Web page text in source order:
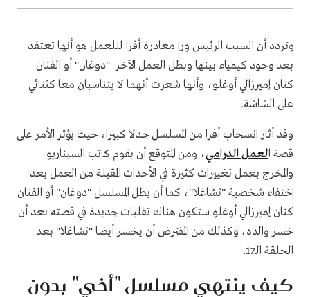
وتردد أن السبب الرئيس ورا مغادرة أفرا لللعمل هو أنها تعتقد
بعد وجود كيمياء بينها وبطل العمل الآخر "دوغان" أو الفنان
كنان إميرزالي أوغلو، وأنها شعرت أنهما لا يتناسبان معا كثنائي
على الشاشة.
وقد أثار انسحاب أفرا من المسلسل جدلا كبيرا، حيث يؤثر الأمر على
قصة العمل الدرامي، ومن المتوقع أن يقوم كاتب السيناريو
والمخرج بعمل تغييرات كثيرة في الأحداث المقبلة من العمل بعد
اختفاء شخصية "تشاغلا"، كما أن بطل المسلسل "دوغان" أو الفنان
كنان إميرزالي أوغلو ستكون هناك تقلبات جديدة في قصته بعد أن
خسر والده، وكذلك من المفترض أن يخسر أيضا "تشاغلا" بعد
الحلقة الـ17.
كيف ينتهي مسلسل "أخي" بدون